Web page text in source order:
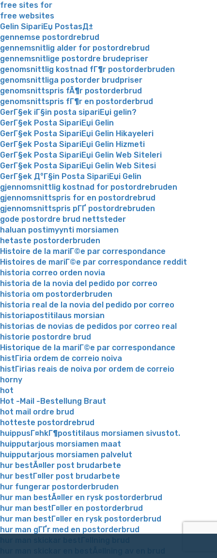
free sites for
free websites
Gelin SipariЕџ PostasД±
gennemse postordrebrud
gennemsnitlig alder for postordrebrud
gennemsnitlige postordre brudepriser
genomsnittlig kostnad fГ¶r postorderbruden
genomsnittliga postorder brudpriser
genomsnittspris fÃ¶r postorderbrud
genomsnittspris fГ¶r en postorderbrud
GerГ§ek iГ§in posta sipariЕџi gelin?
GerГ§ek Posta SipariЕџi Gelin
GerГ§ek Posta SipariЕџi Gelin Hikayeleri
GerГ§ek Posta SipariЕџi Gelin Hizmeti
GerГ§ek Posta SipariЕџi Gelin Web Siteleri
GerГ§ek Posta SipariЕџi Gelin Web Sitesi
GerГ§ek Д°Г§in Posta SipariЕџi Gelin
gjennomsnittlig kostnad for postordrebruden
gjennomsnittspris for en postordrebrud
gjennomsnittspris pГҐ postordrebruden
gode postordre brud nettsteder
haluan postimyynti morsiamen
hetaste postorderbruden
Histoire de la mariГ©e par correspondance
Histoires de mariГ©e par correspondance reddit
historia correo orden novia
historia de la novia del pedido por correo
historia om postorderbruden
historia real de la novia del pedido por correo
historiapostitilaus morsian
historias de novias de pedidos por correo real
historie postordre brud
Historique de la mariГ©e par correspondance
histГіria ordem de correio noiva
histГіrias reais de noiva por ordem de correio
horny
hot
Hot -Mail -Bestellung Braut
hot mail ordre brud
hotteste postordrebrud
huippusГ¤hkГ¶postitilaus morsiamen sivustot.
huipputarjous morsiamen maat
huipputarjous morsiamen palvelut
hur bestÃ¤ller post brudarbete
hur bestГ¤ller post brudarbete
hur fungerar postorderbruden
hur man bestÃ¤ller en rysk postorderbrud
hur man bestГ¤ller en postorderbrud
hur man bestГ¤ller en rysk postorderbrud
hur man gГҐr med en postorderbrud